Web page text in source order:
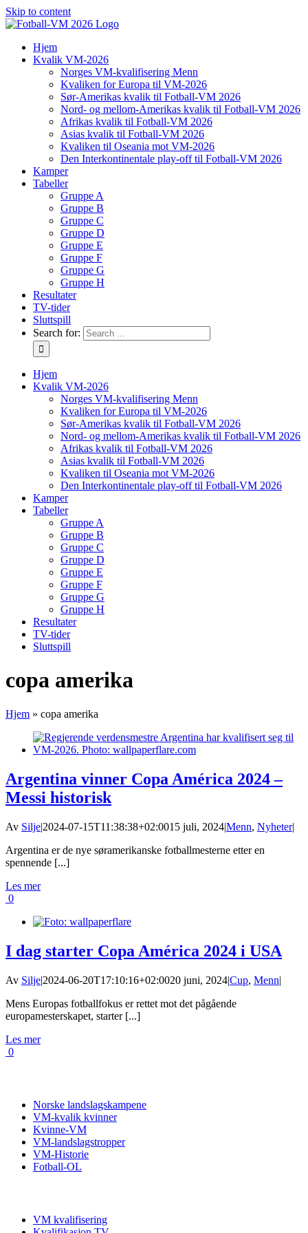
Skip to content
Hjem
Kvalik VM-2026
Norges VM-kvalifisering Menn
Kvaliken for Europa til VM-2026
Sør-Amerikas kvalik til Fotball-VM 2026
Nord- og mellom-Amerikas kvalik til Fotball-VM 2026
Afrikas kvalik til Fotball-VM 2026
Asias kvalik til Fotball-VM 2026
Kvaliken til Oseania mot VM-2026
Den Interkontinentale play-off til Fotball-VM 2026
Kamper
Tabeller
Gruppe A
Gruppe B
Gruppe C
Gruppe D
Gruppe E
Gruppe F
Gruppe G
Gruppe H
Resultater
TV-tider
Sluttspill
Search for:
Hjem
Kvalik VM-2026
Norges VM-kvalifisering Menn
Kvaliken for Europa til VM-2026
Sør-Amerikas kvalik til Fotball-VM 2026
Nord- og mellom-Amerikas kvalik til Fotball-VM 2026
Afrikas kvalik til Fotball-VM 2026
Asias kvalik til Fotball-VM 2026
Kvaliken til Oseania mot VM-2026
Den Interkontinentale play-off til Fotball-VM 2026
Kamper
Tabeller
Gruppe A
Gruppe B
Gruppe C
Gruppe D
Gruppe E
Gruppe F
Gruppe G
Gruppe H
Resultater
TV-tider
Sluttspill
copa amerika
Hjem » copa amerika
Argentina vinner Copa América 2024 –
Messi historisk
Av Silje|2024-07-15T11:38:38+02:0015 juli, 2024|Menn, Nyheter|
Argentina er de nye søramerikanske fotballmesterne etter en
spennende [...]
Les mer
0
I dag starter Copa América 2024 i USA
Av Silje|2024-06-20T17:10:16+02:0020 juni, 2024|Cup, Menn|
Mens Europas fotballfokus er rettet mot det pågående
europamesterskapet, starter [...]
Les mer
0
Norske landslagskampene
VM-kvalik kvinner
Kvinne-VM
VM-landslagstropper
VM-Historie
Fotball-OL
VM kvalifisering